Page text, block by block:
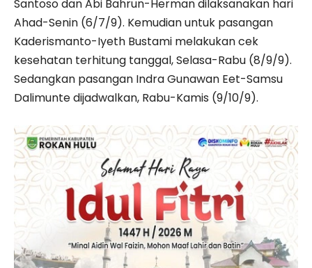
Santoso dan Abi Bahrun-Herman dilaksanakan hari
Ahad-Senin (6/7/9). Kemudian untuk pasangan
Kaderismanto-Iyeth Bustami melakukan cek
kesehatan terhitung tanggal, Selasa-Rabu (8/9/9).
Sedangkan pasangan Indra Gunawan Eet-Samsu
Dalimunte dijadwalkan, Rabu-Kamis (9/10/9).